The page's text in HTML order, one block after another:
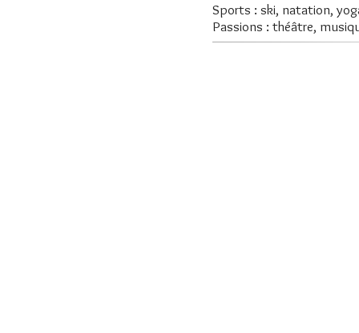
Sports : ski, natation,
Passions : théâtre,